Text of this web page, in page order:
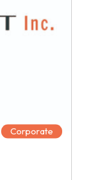
Corporate